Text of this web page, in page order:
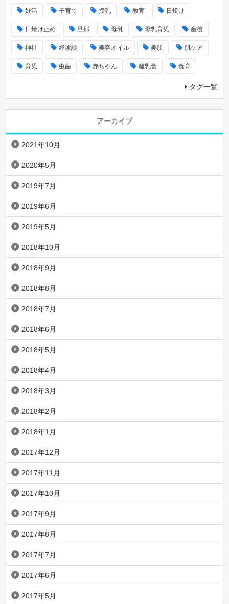
妊活 子育て 授乳 教育 日焼け
日焼け止め 旦那 母乳 母乳育児 産後
神社 経験談 美容オイル 美肌 肌ケア
育児 虫歯 赤ちやん 離乳食 食育
タグ一覧
アーカイブ
2021年10月
2020年5月
2019年7月
2019年6月
2019年5月
2018年10月
2018年9月
2018年8月
2018年7月
2018年6月
2018年5月
2018年4月
2018年3月
2018年2月
2018年1月
2017年12月
2017年11月
2017年10月
2017年9月
2017年8月
2017年7月
2017年6月
2017年5月